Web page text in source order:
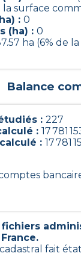
la surface
: 0
(ha) : 0
ha (6% de
Balance
: 227
: 17 781
: 17 781
fait